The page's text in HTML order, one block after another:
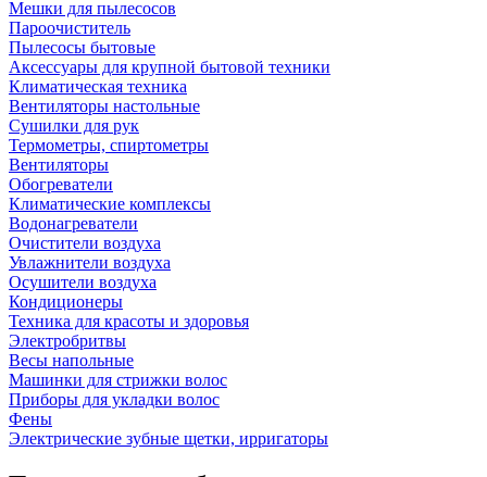
Мешки для пылесосов
Пароочиститель
Пылесосы бытовые
Аксессуары для крупной бытовой техники
Климатическая техника
Вентиляторы настольные
Сушилки для рук
Термометры, спиртометры
Вентиляторы
Обогреватели
Климатические комплексы
Водонагреватели
Очистители воздуха
Увлажнители воздуха
Осушители воздуха
Кондиционеры
Техника для красоты и здоровья
Электробритвы
Весы напольные
Машинки для стрижки волос
Приборы для укладки волос
Фены
Электрические зубные щетки, ирригаторы